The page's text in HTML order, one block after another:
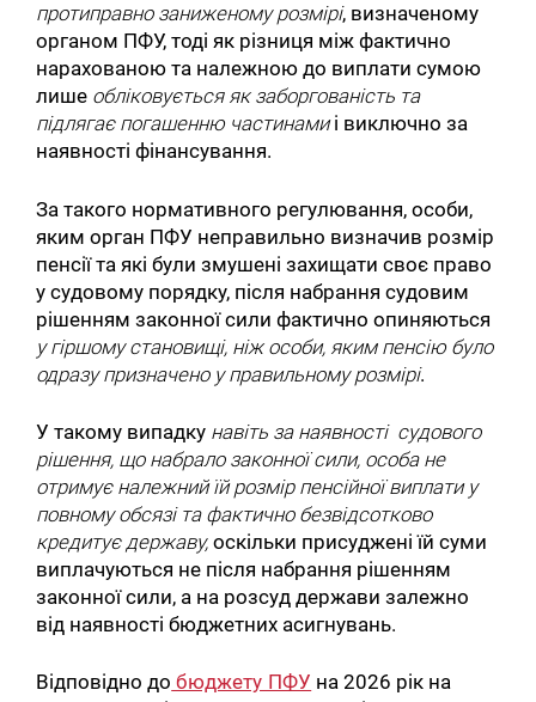
протиправно заниженому розмірі, визначеному
органом ПФУ, тоді як різниця між фактично
нарахованою та належною до виплати сумою
лише обліковується як заборгованість та
підлягає погашенню частинамиі виключно за
наявності фінансування.
За такого нормативного регулювання, особи,
яким орган ПФУ неправильно визначив розмір
пенсії та які були змушені захищати своє право
у судовому порядку, після набрання судовим
рішенням законної сили фактично опиняються
у гіршому становищі, ніж особи, яким пенсію було
одразу призначено у правильному розмірі.
У такому випадку навіть за наявності судового
рішення, що набрало законної сили, особа не
отримує належний їй розмір пенсійної виплати у
повному обсязі та фактично безвідсотково
кредитує державу, оскільки присуджені їй суми
виплачуються не після набрання рішенням
законної сили, а на розсуд держави залежно
від наявності бюджетних асигнувань.
Відповідно до бюджету ПФУ на 2026 рік на